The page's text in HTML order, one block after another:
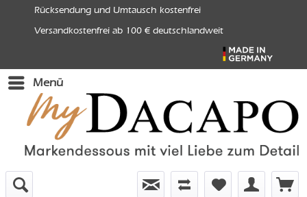
Rücksendung und Umtausch kostenfrei
Versandkostenfrei ab 100 € deutschlandweit
Menü